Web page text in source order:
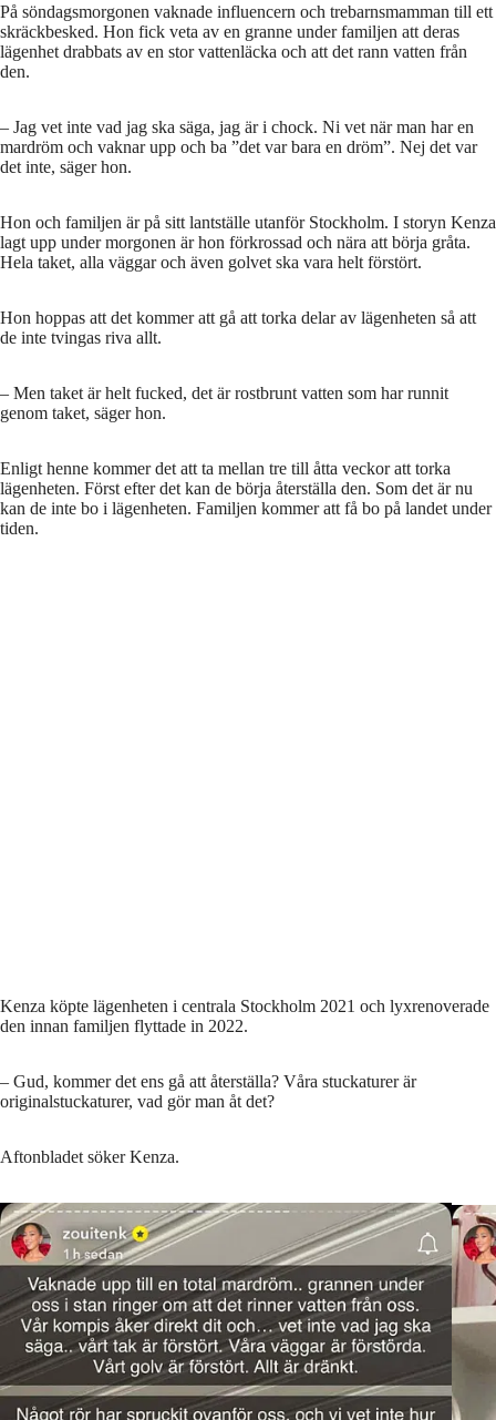
På söndagsmorgonen vaknade influencern och trebarnsmamman till ett
skräckbesked. Hon fick veta av en granne under familjen att deras
lägenhet drabbats av en stor vattenläcka och att det rann vatten från
den.
– Jag vet inte vad jag ska säga, jag är i chock. Ni vet när man har en
mardröm och vaknar upp och ba ”det var bara en dröm”. Nej det var
det inte, säger hon.
Hon och familjen är på sitt lantställe utanför Stockholm. I storyn Kenza
lagt upp under morgonen är hon förkrossad och nära att börja gråta.
Hela taket, alla väggar och även golvet ska vara helt förstört.
Hon hoppas att det kommer att gå att torka delar av lägenheten så att
de inte tvingas riva allt.
– Men taket är helt fucked, det är rostbrunt vatten som har runnit
genom taket, säger hon.
Enligt henne kommer det att ta mellan tre till åtta veckor att torka
lägenheten. Först efter det kan de börja återställa den. Som det är nu
kan de inte bo i lägenheten. Familjen kommer att få bo på landet under
tiden.
Kenza köpte lägenheten i centrala Stockholm 2021 och lyxrenoverade
den innan familjen flyttade in 2022.
– Gud, kommer det ens gå att återställa? Våra stuckaturer är
originalstuckaturer, vad gör man åt det?
Aftonbladet söker Kenza.
Kenzas granne ringde när det började droppa vatten från taket.